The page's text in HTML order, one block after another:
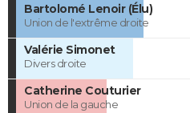
Bartolomé Lenoir (Élu)
Union de l'extrême droite
Valérie Simonet
Divers droite
Catherine Couturier
Union de la gauche